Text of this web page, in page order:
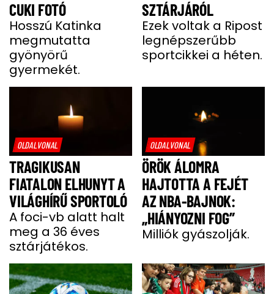
CUKI FOTÓ
Hosszú Katinka
megmutatta
gyönyörű
gyermekét.
SZTÁRJÁRÓL
Ezek voltak a Ripost
legnépszerűbb
sportcikkei a héten.
OLDALVONAL
TRAGIKUSAN
FIATALON ELHUNYT A
VILÁGHÍRŰ SPORTOLÓ
A foci-vb alatt halt
meg a 36 éves
sztárjátékos.
OLDALVONAL
ÖRÖK ÁLOMRA
HAJTOTTA A FEJÉT
AZ NBA-BAJNOK:
„HIÁNYOZNI FOG”
Milliók gyászolják.